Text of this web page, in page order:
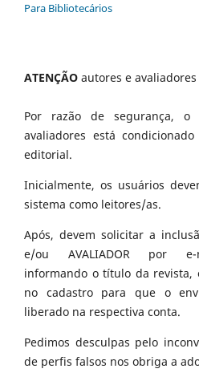
Para Bibliotecários
ATENÇÃO autores e avaliadores
Por razão de segurança,
avaliadores está
editorial.
Inicialmente, os usuários
sistema como leitores/as.
Após, devem solicitar a
e/ou AVALIADOR por e-
informando o título da
no cadastro para que o
liberado na respectiva conta.
Pedimos desculpas pelo
de perfis falsos nos obriga a